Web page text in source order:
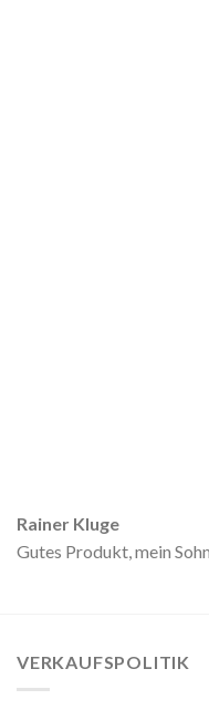
Rainer Kluge
Gutes Produkt, mein
VERKAUFSPOLITIK